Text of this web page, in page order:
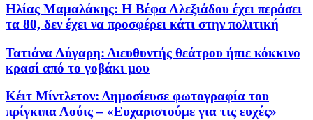
Ηλίας Μαμαλάκης: Η Βέφα Αλεξιάδου έχει περάσει
τα 80, δεν έχει να προσφέρει κάτι στην πολιτική
Τατιάνα Λύγαρη: Διευθυντής θεάτρου ήπιε κόκκινο
κρασί από το γοβάκι μου
Κέιτ Μίντλετον: Δημοσίευσε φωτογραφία του
πρίγκιπα Λούις – «Ευχαριστούμε για τις ευχές»